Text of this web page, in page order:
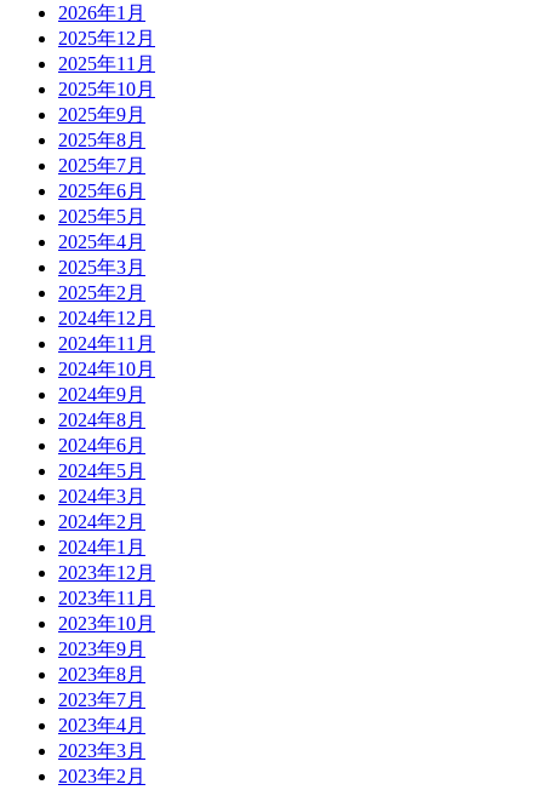
2026年1月
2025年12月
2025年11月
2025年10月
2025年9月
2025年8月
2025年7月
2025年6月
2025年5月
2025年4月
2025年3月
2025年2月
2024年12月
2024年11月
2024年10月
2024年9月
2024年8月
2024年6月
2024年5月
2024年3月
2024年2月
2024年1月
2023年12月
2023年11月
2023年10月
2023年9月
2023年8月
2023年7月
2023年4月
2023年3月
2023年2月